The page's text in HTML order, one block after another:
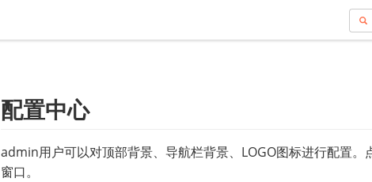
(in
配置中心
admin用户可以对顶部背景、导航栏背景、LOGO图标进行配置
窗口。